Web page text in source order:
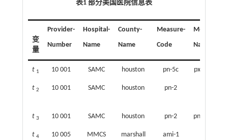
表1 部分美国医院信息表
变
量
Provider-
Number
Hospital-
Name
County-
Name
Measure-
Code
Measure-
Name
t 1 10 001 SAMC houston pn-5c pxeumoxia
t 2 10 001 SAMC houston pn-2
t 3 10 001 SAMC houston pn-2 pneumonia
t 4 10 005 MMCS marshall ami-1